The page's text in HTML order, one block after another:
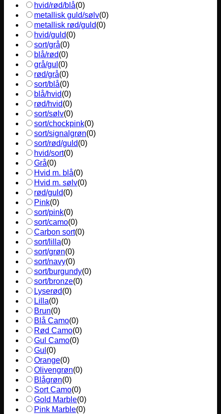
hvid/rød/blå(0)
metallisk guld/sølv(0)
metallisk rød/guld(0)
hvid/guld(0)
sort/grå(0)
blå/rød(0)
grå/gul (0)
rød/grå(0)
sort/blå(0)
blå/hvid(0)
rød/hvid(0)
sort/sølv(0)
sort/chockpink(0)
sort/signalgrøn(0)
sort/rød/guld(0)
hvid/sort(0)
Grå(0)
Hvid m. blå(0)
Hvid m. sølv(0)
rød/guld(0)
Pink(0)
sort/pink(0)
sort/camo(0)
Carbon sort(0)
sort/lilla(0)
sort/grøn(0)
sort/navy(0)
sort/burgundy(0)
sort/bronze(0)
Lyserød(0)
Lilla(0)
Brun(0)
Blå Camo(0)
Rød Camo(0)
Gul Camo(0)
Gul (0)
Orange(0)
Olivengrøn(0)
Blågrøn(0)
Sort Camo(0)
Gold Marble(0)
Pink Marble(0)